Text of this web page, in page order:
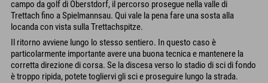
campo da golf di Oberstdorf, il percorso prosegue nella valle di
Trettach fino a Spielmannsau. Qui vale la pena fare una sosta alla
locanda con vista sulla Trettachspitze.
Il ritorno avviene lungo lo stesso sentiero. In questo caso è
particolarmente importante avere una buona tecnica e mantenere la
corretta direzione di corsa. Se la discesa verso lo stadio di sci di fondo
è troppo ripida, potete togliervi gli sci e proseguire lungo la strada.